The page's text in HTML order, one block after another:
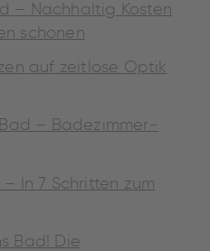
– Nachhaltig Kosten
schonen
auf zeitlose Optik
– Badezimmer-
In 7 Schritten zum
Bad! Die